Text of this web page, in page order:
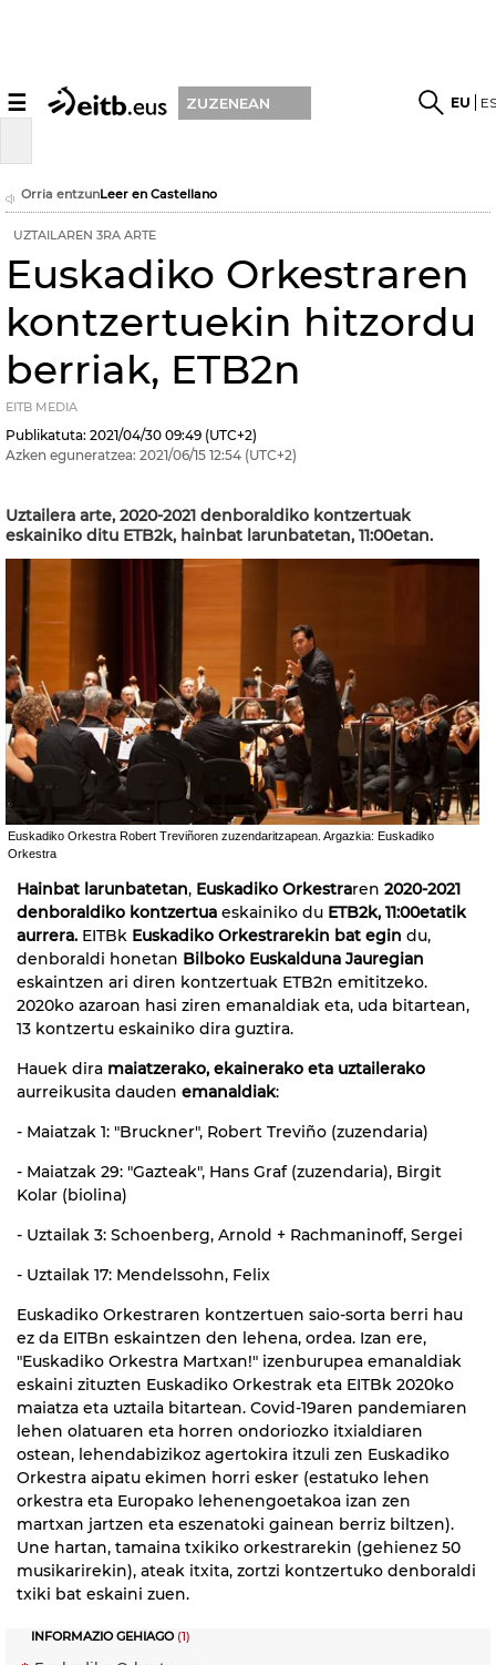
☰ ZUZENEAN EU
Orria entzunLeer en Castellano
UZTAILAREN 3RA ARTE
Euskadiko Orkestraren
kontzertuekin hitzordu
berriak, ETB2n
EITB MEDIA
Publikatuta: 2021/04/30 09:49 (UTC+2)
Azken eguneratzea: 2021/06/15 12:54 (UTC+2)
Uztailera arte, 2020-2021 denboraldiko kontzertuak
eskainiko ditu ETB2k, hainbat larunbatetan, 11:00etan.
Euskadiko Orkestra Robert Treviñoren zuzendaritzapean. Argazkia: Euskadiko
Orkestra
Hainbat larunbatetan, Euskadiko Orkestraren 2020-2021
denboraldiko kontzertua eskainiko du ETB2k, 11:00etatik
aurrera. EITBk Euskadiko Orkestrarekin bat egin du,
denboraldi honetan Bilboko Euskalduna Jauregian
eskaintzen ari diren kontzertuak ETB2n emititzeko.
2020ko azaroan hasi ziren emanaldiak eta, uda bitartean,
13 kontzertu eskainiko dira guztira.
Hauek dira maiatzerako, ekainerako eta uztailerako
aurreikusita dauden emanaldiak:
- Maiatzak 1: "Bruckner", Robert Treviño (zuzendaria)
- Maiatzak 29: "Gazteak", Hans Graf (zuzendaria), Birgit
Kolar (biolina)
- Uztailak 3: Schoenberg, Arnold + Rachmaninoff, Sergei
- Uztailak 17: Mendelssohn, Felix
Euskadiko Orkestraren kontzertuen saio-sorta berri hau
ez da EITBn eskaintzen den lehena, ordea. Izan ere,
"Euskadiko Orkestra Martxan!" izenburupea emanaldiak
eskaini zituzten Euskadiko Orkestrak eta EITBk 2020ko
maiatza eta uztaila bitartean. Covid-19aren pandemiaren
lehen olatuaren eta horren ondoriozko itxialdiaren
ostean, lehendabizikoz agertokira itzuli zen Euskadiko
Orkestra aipatu ekimen horri esker (estatuko lehen
orkestra eta Europako lehenengoetakoa izan zen
martxan jartzen eta eszenatoki gainean berriz biltzen).
Une hartan, tamaina txikiko orkestrarekin (gehienez 50
musikarirekin), ateak itxita, zortzi kontzertuko denboraldi
txiki bat eskaini zuen.
INFORMAZIO GEHIAGO(1)